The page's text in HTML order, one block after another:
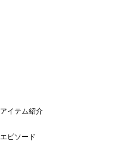
アイテム紹介
エピソード